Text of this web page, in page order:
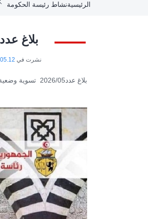
الرئيسيةنشاط رئيسة الحكومة
بلاغ عدد2026/05 تسوية عملة الحضائر
نشرت في
بلاغ عدد2026/05 تسوية وضعية عملة الحضائر